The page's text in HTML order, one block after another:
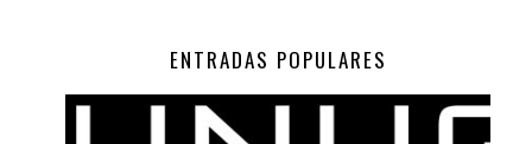
ENTRADAS POPULARES